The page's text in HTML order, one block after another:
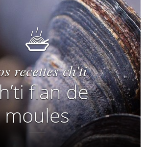
recettes ch'ti
flan de
moules